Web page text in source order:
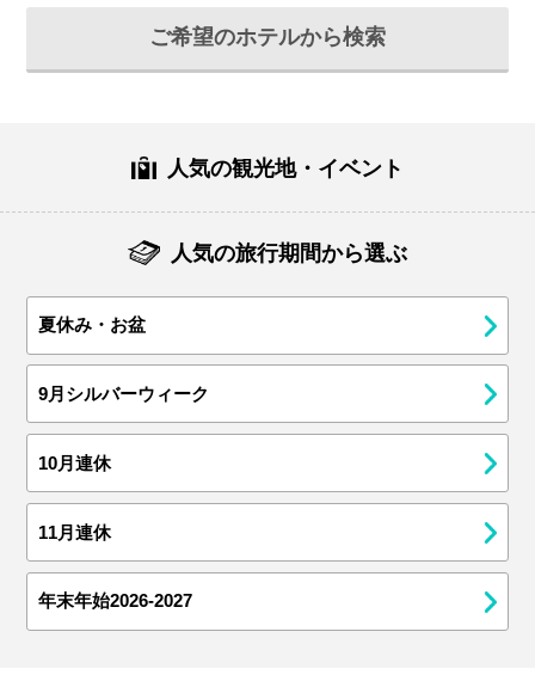
ご希望のホテルから検索
人気の観光地・イベント
人気の旅行期間から選ぶ
夏休み・お盆
9月シルバーウィーク
10月連休
11月連休
年末年始2026-2027